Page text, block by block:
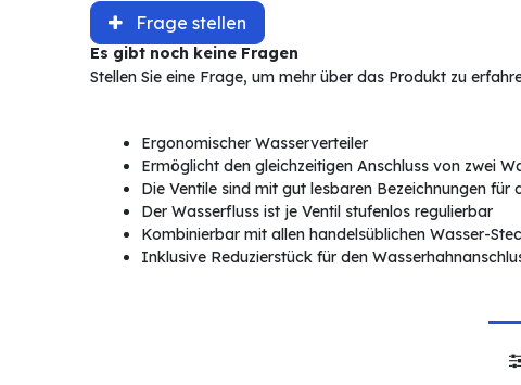
Frage stellen
Es gibt noch keine Fragen
Stellen Sie eine Frage, um mehr über das Produkt zu
Ergonomischer Wasserverteiler
Ermöglicht den gleichzeitigen Anschluss von zwei
Die Ventile sind mit gut lesbaren Bezeichnungen
Der Wasserfluss ist je Ventil stufenlos regulierbar
Kombinierbar mit allen handelsüblichen Wasser-
Inklusive Reduzierstück für den